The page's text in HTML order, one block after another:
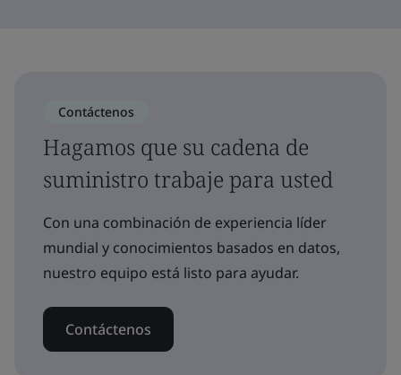
Contáctenos
Hagamos que su cadena de
suministro trabaje para usted
Con una combinación de experiencia líder
mundial y conocimientos basados en datos,
nuestro equipo está listo para ayudar.
Contáctenos